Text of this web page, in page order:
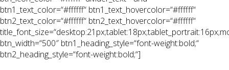
btn1_text_color=“#ffffff“ btn1_text_hovercolor=“#ffffff“
btn2_text_color=“#ffffff“ btn2_text_hovercolor=“#ffffff“
btn_width=“500″ btn1_heading_style=“font-weight:bold;“
btn2_heading_style=“font-weight:bold;“]